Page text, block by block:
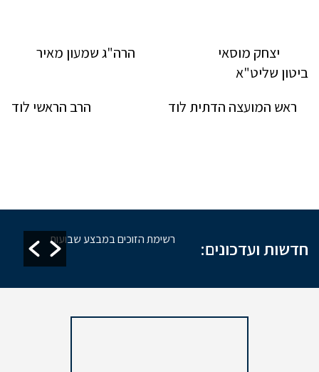
יצחק מוסאי הרה"ג שמעון מאיר
ביטון שליט"א
ראש המועצה הדתית לוד הרב הראשי לוד
חדשות ועדכונים: רשימת הזוכים במבצע שבועות